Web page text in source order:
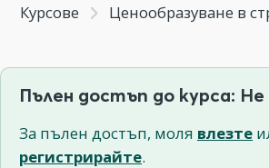
Курсове Ценообразуване в
Пълен достъп до курса: Не
За пълен достъп, моля влезте
регистрирайте.